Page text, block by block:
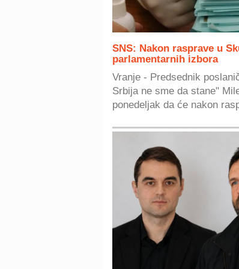
SNS: Nakon rasprave u
parlamentarnih izbora
Vranje - Predsednik
Srbija ne sme da stane"
ponedeljak da će nakon